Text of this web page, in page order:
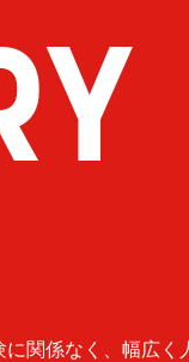
関係なく、幅広く